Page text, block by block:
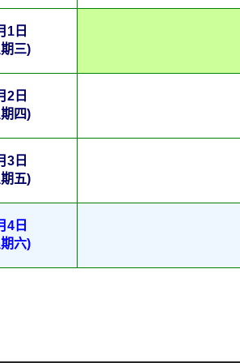
1日
三)
2日
四)
3日
五)
4日
六)